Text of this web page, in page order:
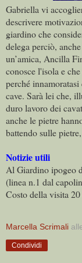
Gabriella vi
descrivere
giardino che
delega perciò,
un’amica, Ancilla
conosce l'isola e
perché
cave. Sarà lei che,
duro lavoro dei
anche le pietre
battendo sulle
Notizie utili
Al Giardino ipogeo
(linea n.1 dal
Costo della visita
Marcella Scrimali
Condividi